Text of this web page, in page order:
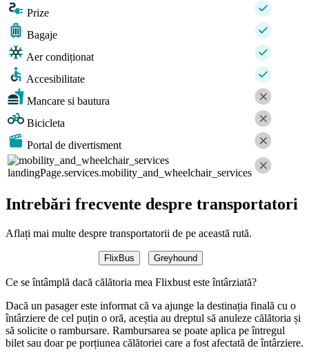
Prize
Bagaje
Aer condiționat
Accesibilitate
Mancare si bautura
Bicicleta
Portal de divertisment
landingPage.services.mobility_and_wheelchair_services
Intrebări frecvente despre transportatori
Aflați mai multe despre transportatorii de pe această rută.
FlixBus Greyhound
Ce se întâmplă dacă călătoria mea Flixbust este întârziată?
Dacă un pasager este informat că va ajunge la destinația finală cu o
întârziere de cel puțin o oră, aceștia au dreptul să anuleze călătoria și
să solicite o rambursare. Rambursarea se poate aplica pe întregul
bilet sau doar pe porțiunea călătoriei care a fost afectată de întârziere.